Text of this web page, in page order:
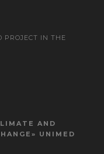
PROJECT IN THE
AND
UNIMED